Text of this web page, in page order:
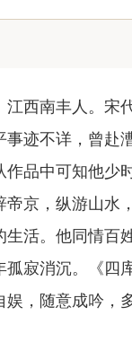
江西南丰人。宋
事迹不详，曾赴
作品中可知他少
帝京，纵游山水
活。他同情百
寂消沉。《四
娱，随意成吟，